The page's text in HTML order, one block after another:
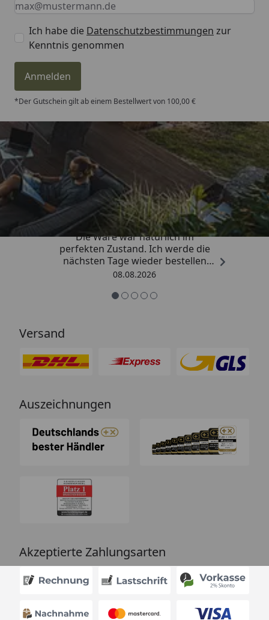
Ich habe die Datenschutzbestimmungen zur
Kenntnis genommen
Anmelden
*Der Gutschein gilt ab einem Bestellwert von 100,00 €
Trusted Shops
4,81/ 5
„Hervorragend schnelle Lieferung.
Die Ware war natürlich im
perfekten Zustand. Ich werde die
nächsten Tage wieder bestellen
Grüße an die Belegschaft gute
08.08.2026
Versand
Auszeichnungen
Akzeptierte Zahlungsarten